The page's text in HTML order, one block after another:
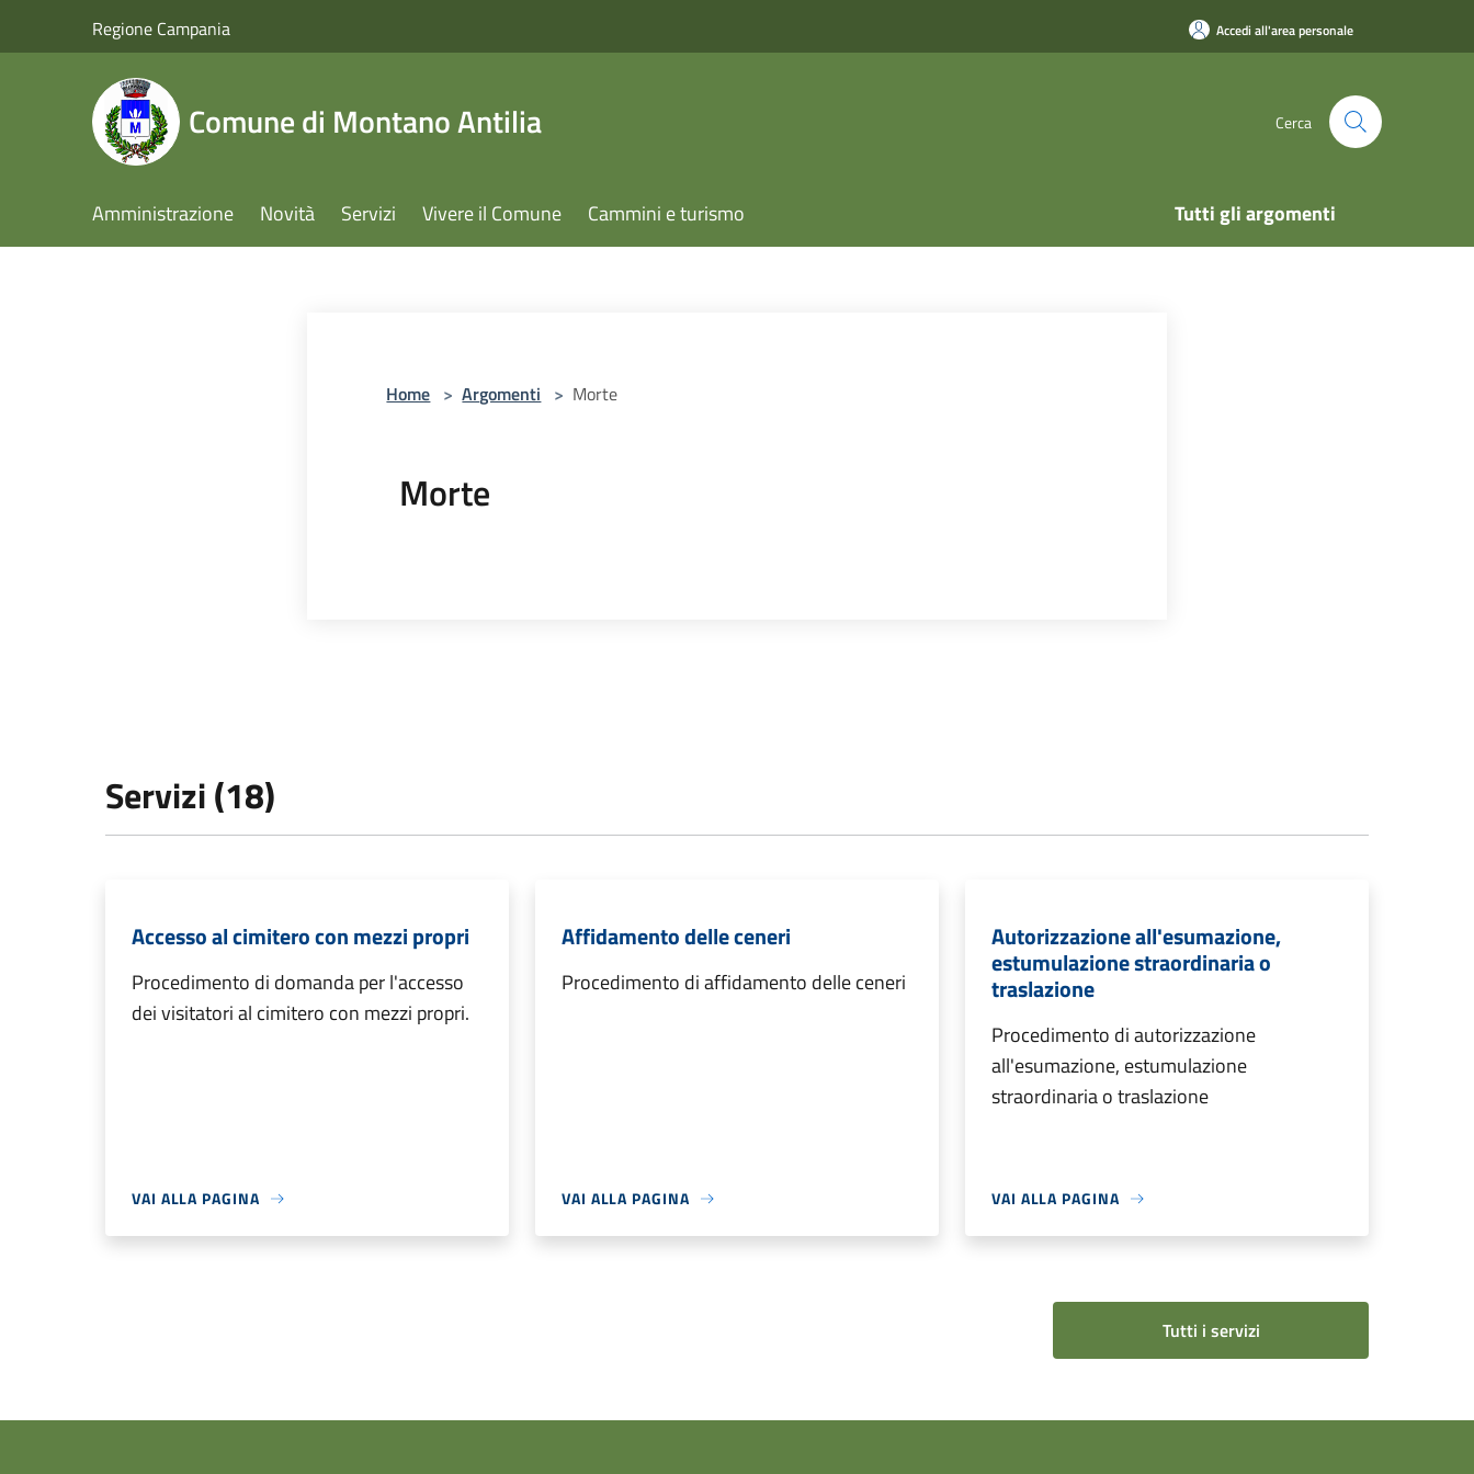
Regione Campania Accedi all'area personale
Comune di Montano Antilia Cerca
Amministrazione Novità Servizi Vivere il Comune Cammini e turismo Tutti gli argomenti
Home > Argomenti > Morte
Morte
Servizi (18)
Accesso al cimitero con mezzi propri
Procedimento di domanda per l'accesso
dei visitatori al cimitero con mezzi propri.
VAI ALLA PAGINA
Affidamento delle ceneri
Procedimento di affidamento delle ceneri
VAI ALLA PAGINA
Autorizzazione all'esumazione,
estumulazione straordinaria o
traslazione
Procedimento di autorizzazione
all'esumazione, estumulazione
straordinaria o traslazione
VAI ALLA PAGINA
Tutti i servizi